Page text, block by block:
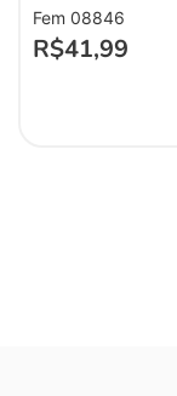
Fem 08846
R$41,99